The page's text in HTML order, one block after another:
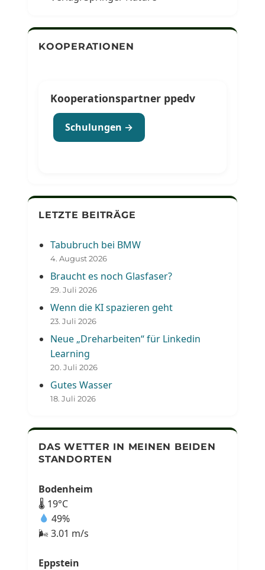
KOOPERATIONEN
Kooperationspartner ppedv
Schulungen →
LETZTE BEITRÄGE
Tabubruch bei BMW
4. August 2026
Braucht es noch Glasfaser?
29. Juli 2026
Wenn die KI spazieren geht
23. Juli 2026
Neue „Dreharbeiten“ für Linkedin
Learning
20. Juli 2026
Gutes Wasser
18. Juli 2026
DAS WETTER IN MEINEN BEIDEN
STANDORTEN
Bodenheim
🌡 19°C
49%
🌬 3.01 m/s
Eppstein